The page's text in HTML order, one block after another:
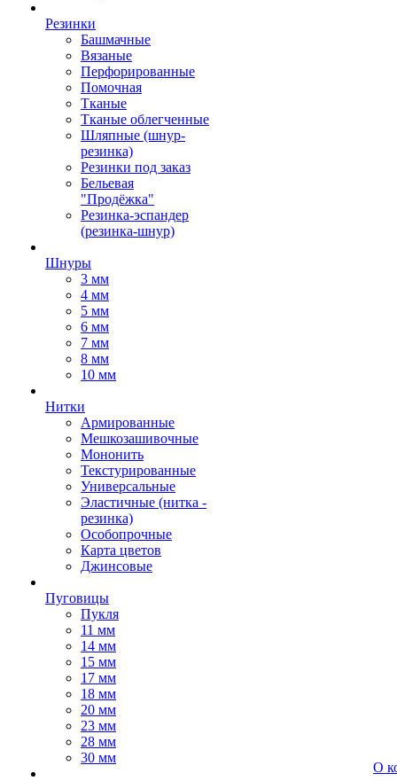
Резинки
Башмачные
Вязаные
Перфорированные
Помочная
Тканые
Тканые облегченные
Шляпные (шнур-
резинка)
Резинки под заказ
Бельевая
"Продёжка"
Резинка-эспандер
(резинка-шнур)
Шнуры
3 мм
4 мм
5 мм
6 мм
7 мм
8 мм
10 мм
Нитки
Армированные
Мешкозашивочные
Мононить
Текстурированные
Универсальные
Эластичные (нитка -
резинка)
Особопрочные
Карта цветов
Джинсовые
Пуговицы
Пукля
11 мм
14 мм
15 мм
17 мм
18 мм
20 мм
23 мм
28 мм
30 мм
О